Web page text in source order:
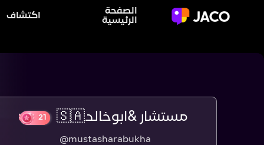
الصفحة
الرئيسية
اكتشاف
مستشار &ابوخالد🇸🇦
21
@mustasharabukha